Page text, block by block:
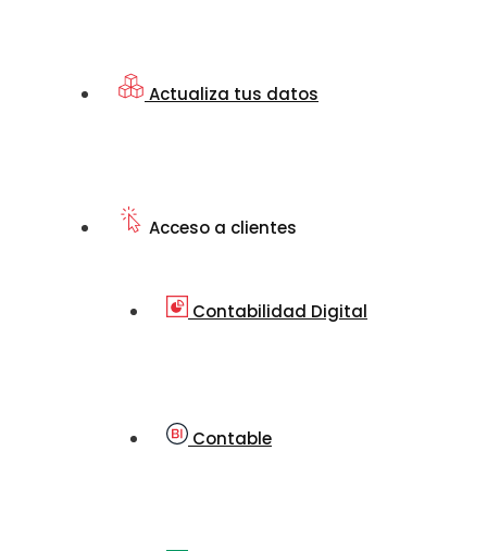
Actualiza tus datos
Acceso a clientes
Contabilidad Digital
Contable